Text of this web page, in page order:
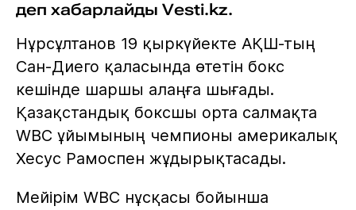
деп хабарлайды Vesti.kz.
Нұрсұлтанов 19 қыркүйекте АҚШ-тың
Сан-Диего қаласында өтетін бокс
кешінде шаршы алаңға шығады.
Қазақстандық боксшы орта салмақта
WBC ұйымының чемпионы америкалық
Хесус Рамоспен жұдырықтасады.
Мейірім WBC нұсқасы бойынша